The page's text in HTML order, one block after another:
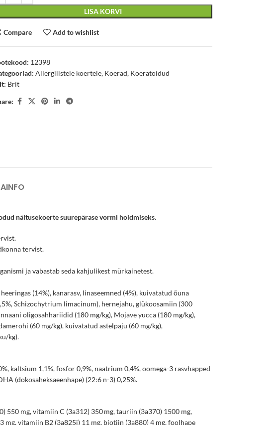
LISA KORVI
Compare Add to wishlist
12398
Allergilistele koertele, Koerad, Koeratoidud
Brit
näitusekoerte suurepärase vormi hoidmiseks.
tervist.
ja vabastab seda kahjulikest mürkainetest.
(14%), kanarasv, linaseemned (4%), kuivatatud õuna
Schizochytrium limacinum), hernejahu, glükoosamiin (300
oligosahhariidid (180 mg/kg), Mojave yucca (180 mg/kg),
(60 mg/kg), kuivatatud astelpaju (60 mg/kg),
kg).
kaltsium 1,1%, fosfor 0,9%, naatrium 0,4%, oomega-3 rasvhapped
(dokosaheksaeenhape) (22:6 n-3) 0,25%.
550 mg, vitamiin C (3a312) 350 mg, tauriin (3a370) 1500 mg,
vitamiin B2 (3a825i) 11 mg, biotiin (3a880) 4 mg, foolhape